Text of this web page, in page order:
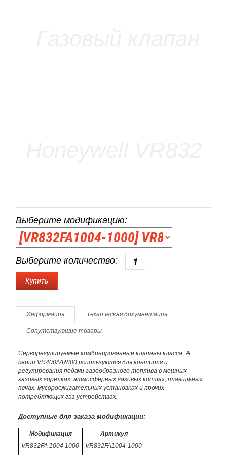
Выберите модификацию:
Выберите количество:
Информация Техническая документация
Сопутствующие товары
Серворегулируемые комбинированные клапаны класса „A“
серии VR400/VR800 используются для контроля и
регулирования подачи газообразного топлива в мощных
газовых горелках, атмосферных газовых котлах, плавильных
печах, мусоросжигательных установках и прочих
потребляющих газ устройствах.
Доступные для заказа модификации:
Модификация
Артикул
VR832FA 1004 1000
VR832FA1004-1000